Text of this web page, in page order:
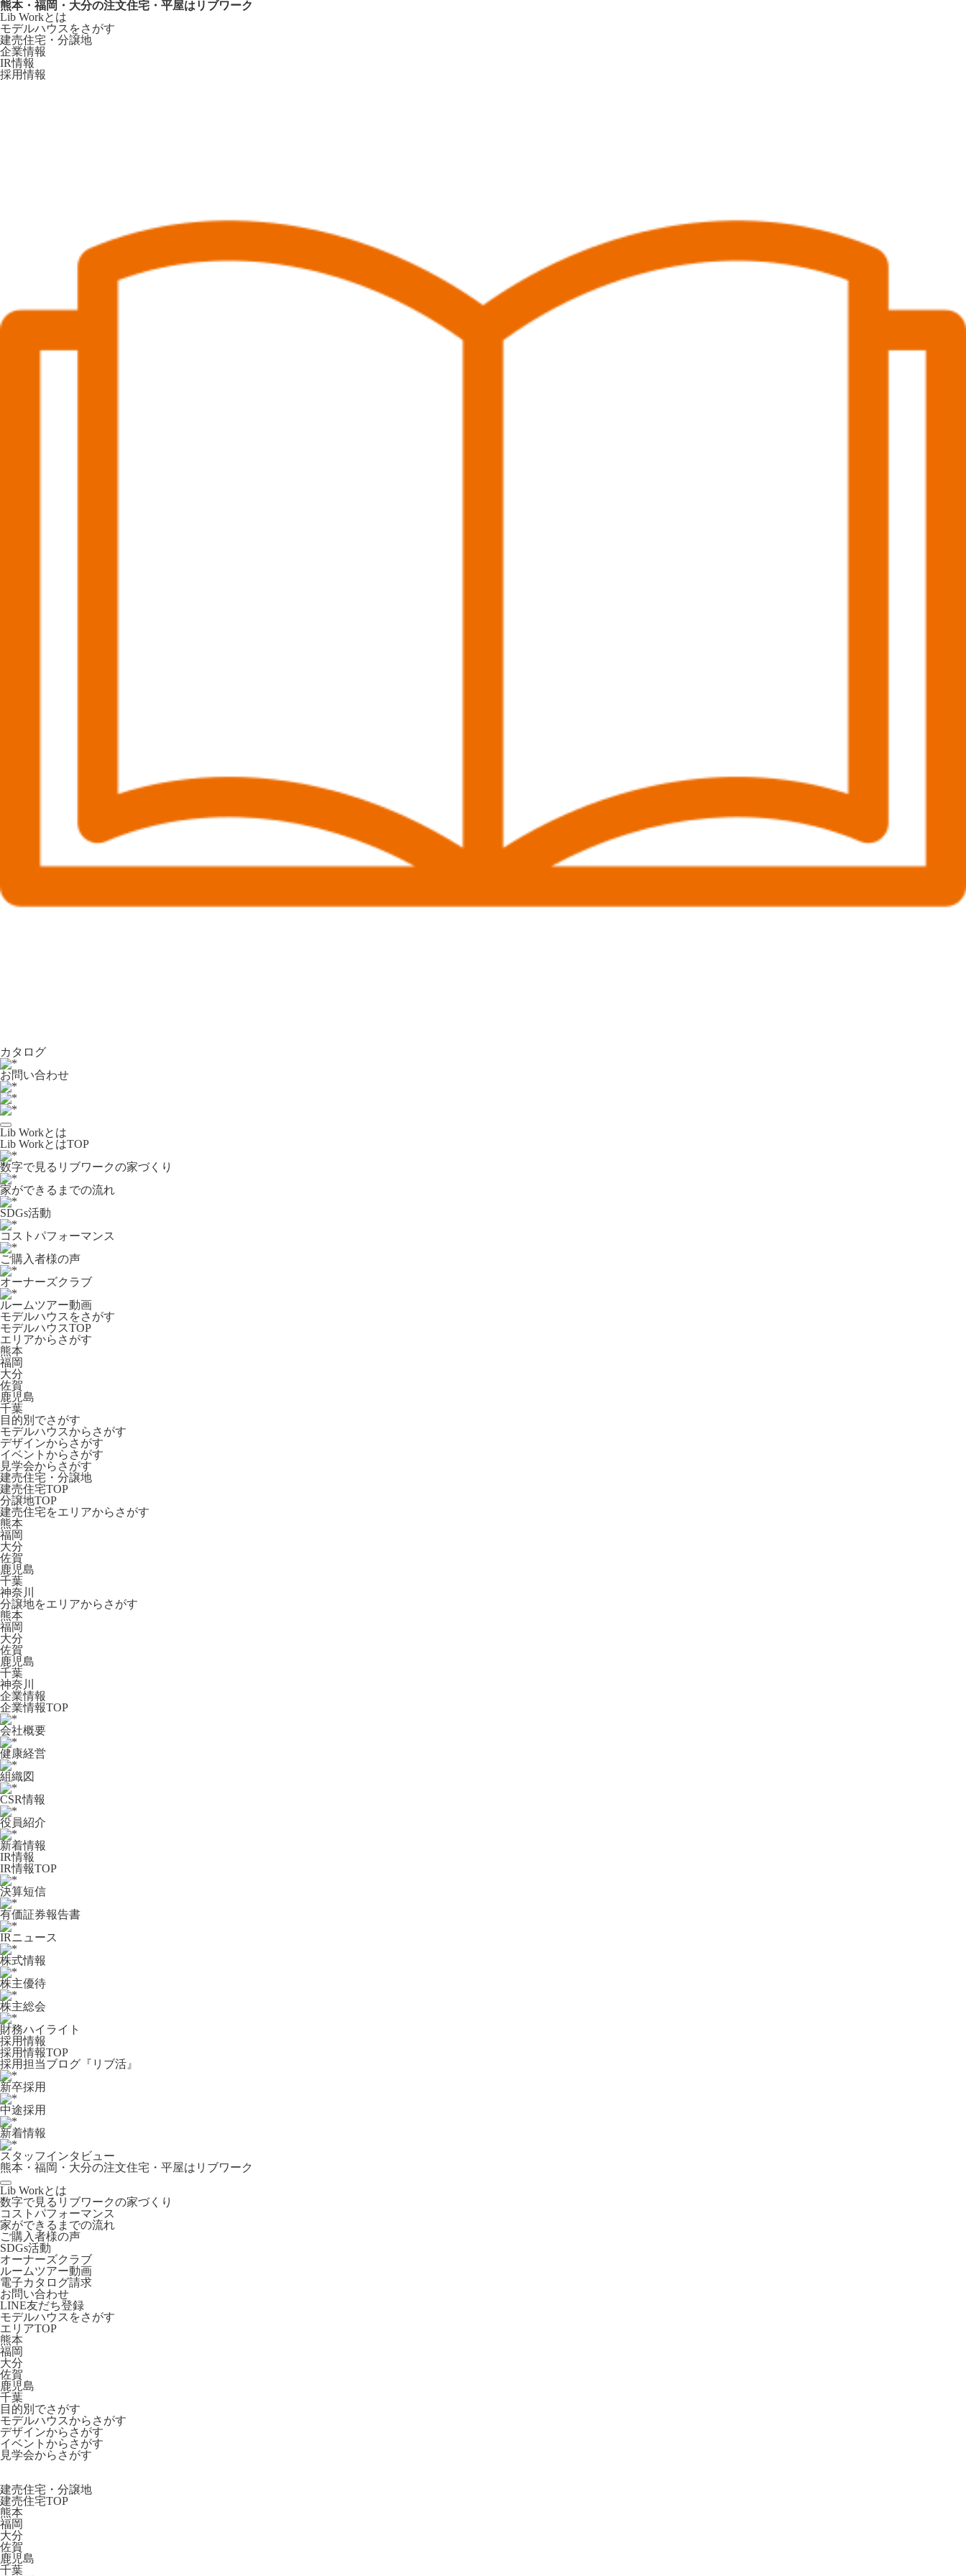
熊本・福岡・大分の注文住宅・平屋はリブワーク
Lib Workとは
モデルハウスをさがす
建売住宅・分譲地
企業情報
IR情報
採用情報
カタログ
お問い合わせ
Lib Workとは
Lib WorkとはTOP
数字で⾒るリブワークの家づくり
家ができるまでの流れ
SDGs活動
コストパフォーマンス
ご購入者様の声
オーナーズクラブ
ルームツアー動画
モデルハウスをさがす
モデルハウスTOP
エリアからさがす
熊本
福岡
大分
佐賀
鹿児島
千葉
目的別でさがす
モデルハウスからさがす
デザインからさがす
イベントからさがす
見学会からさがす
建売住宅・分譲地
建売住宅TOP
分譲地TOP
建売住宅をエリアからさがす
熊本
福岡
大分
佐賀
鹿児島
千葉
神奈川
分譲地をエリアからさがす
熊本
福岡
大分
佐賀
鹿児島
千葉
神奈川
企業情報
企業情報TOP
会社概要
健康経営
組織図
CSR情報
役員紹介
新着情報
IR情報
IR情報TOP
決算短信
有価証券報告書
IRニュース
株式情報
株主優待
株主総会
財務ハイライト
採用情報
採用情報TOP
採用担当ブログ『リブ活』
新卒採用
中途採用
新着情報
スタッフインタビュー
熊本・福岡・大分の注文住宅・平屋はリブワーク
Lib Workとは
数字で見るリブワークの家づくり
コストパフォーマンス
家ができるまでの流れ
ご購入者様の声
SDGs活動
オーナーズクラブ
ルームツアー動画
電子カタログ請求
お問い合わせ
LINE友だち登録
モデルハウスをさがす
エリアTOP
熊本
福岡
大分
佐賀
鹿児島
千葉
目的別でさがす
モデルハウスからさがす
デザインからさがす
イベントからさがす
見学会からさがす
建売住宅・分譲地
建売住宅TOP
熊本
福岡
大分
佐賀
鹿児島
千葉